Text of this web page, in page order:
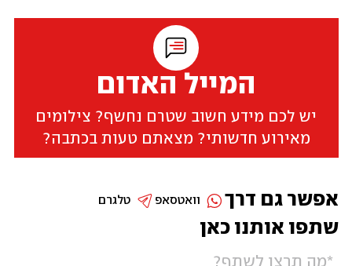
המייל האדום
יש לכם מידע חשוב שטרם נחשף? צילומים
מאירוע חדשותי? מצאתם טעות בכתבה?
שתפו אותנו כאן
אפשר גם דרך טלגרם וואטסאפ